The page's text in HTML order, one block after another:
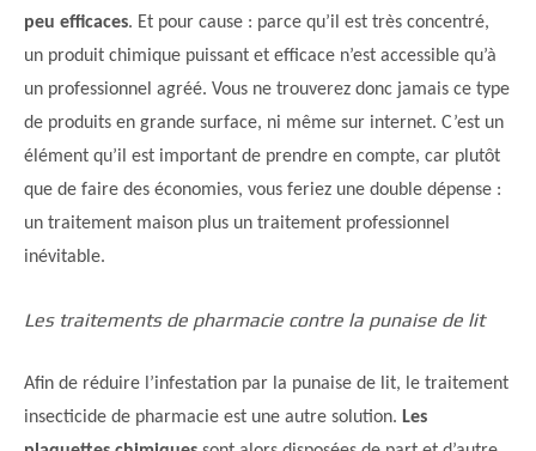
peu efficaces. Et pour cause : parce qu’il est très concentré,
un produit chimique puissant et efficace n’est accessible qu’à
un professionnel agréé. Vous ne trouverez donc jamais ce type
de produits en grande surface, ni même sur internet. C’est un
élément qu’il est important de prendre en compte, car plutôt
que de faire des économies, vous feriez une double dépense :
un traitement maison plus un traitement professionnel
inévitable.
Les traitements de pharmacie contre la punaise de lit
Afin de réduire l’infestation par la punaise de lit, le traitement
insecticide de pharmacie est une autre solution. Les